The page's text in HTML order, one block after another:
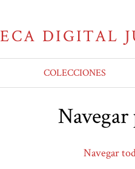
COLECCIONES
Navegar